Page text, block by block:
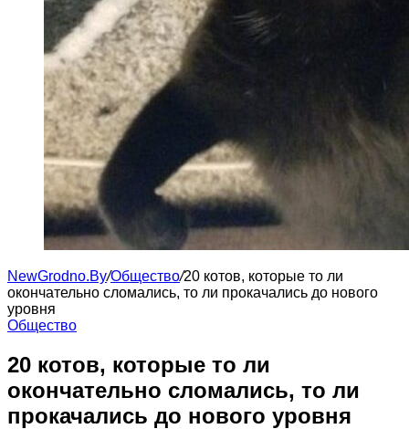
NewGrodno.By/Общество/20 котов, которые то ли
окончательно сломались, то ли прокачались до нового
уровня
Общество
20 котов, которые то ли
окончательно сломались, то ли
прокачались до нового уровня